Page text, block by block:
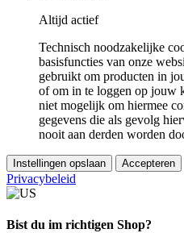
Altijd actief
Technisch noodzakelijke
basisfuncties van onze
gebruikt om producten in
of om in te loggen op jouw
niet mogelijk om hiermee
gegevens die als gevolg
nooit aan derden worden
Instellingen opslaan Accepteren
Privacybeleid
Bist du im richtigen Shop?